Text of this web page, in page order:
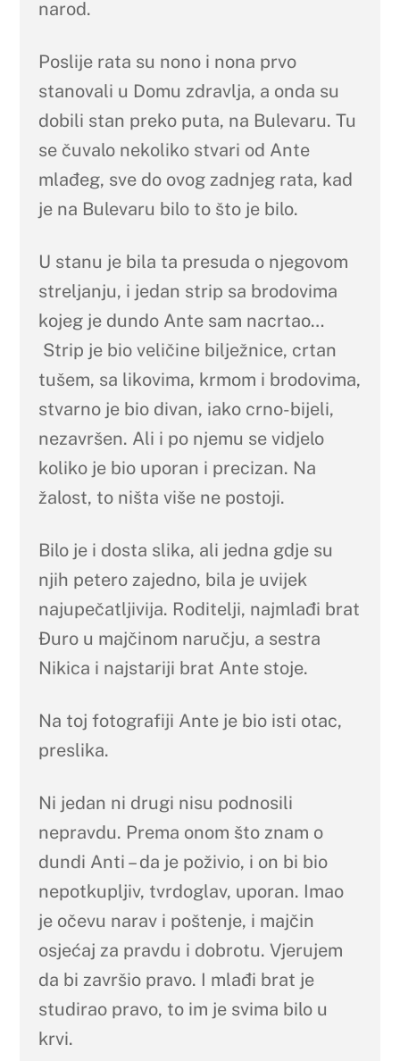
narod.
Poslije rata su nono i nona prvo
stanovali u Domu zdravlja, a onda su
dobili stan preko puta, na Bulevaru. Tu
se čuvalo nekoliko stvari od Ante
mlađeg, sve do ovog zadnjeg rata, kad
je na Bulevaru bilo to što je bilo.
U stanu je bila ta presuda o njegovom
streljanju, i jedan strip sa brodovima
kojeg je dundo Ante sam nacrtao…
Strip je bio veličine bilježnice, crtan
tušem, sa likovima, krmom i brodovima,
stvarno je bio divan, iako crno-bijeli,
nezavršen. Ali i po njemu se vidjelo
koliko je bio uporan i precizan. Na
žalost, to ništa više ne postoji.
Bilo je i dosta slika, ali jedna gdje su
njih petero zajedno, bila je uvijek
najupečatljivija. Roditelji, najmlađi brat
Đuro u majčinom naručju, a sestra
Nikica i najstariji brat Ante stoje.
Na toj fotografiji Ante je bio isti otac,
preslika.
Ni jedan ni drugi nisu podnosili
nepravdu. Prema onom što znam o
dundi Anti – da je poživio, i on bi bio
nepotkupljiv, tvrdoglav, uporan. Imao
je očevu narav i poštenje, i majčin
osjećaj za pravdu i dobrotu. Vjerujem
da bi završio pravo. I mlađi brat je
studirao pravo, to im je svima bilo u
krvi.